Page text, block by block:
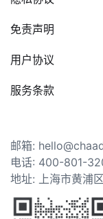
免责声明
用户协议
服务条款
邮箱:
电话: 400-801-
地址: 上海市黄浦